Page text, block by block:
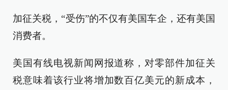
加征关税，“受伤”的不仅有美国车企，还有美国
消费者。
美国有线电视新闻网报道称，对零部件加征关
税意味着该行业将增加数百亿美元的新成本，